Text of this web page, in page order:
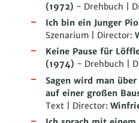
(1972) - Drehbuch |
Ich bin ein Junger
Szenarium | Director:
Keine Pause für
(1974) - Drehbuch |
Sagen wird man
auf einer großen
Text | Director: